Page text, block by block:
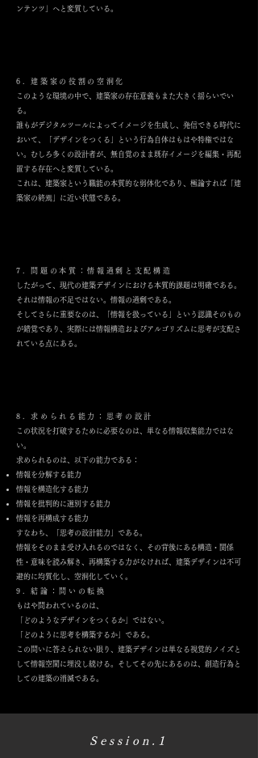
ンテンツ」へと変質している。
6. 建築家の役割の空洞化
このような環境の中で、建築家の存在意義もまた大きく揺らいでい
る。
誰もがデジタルツールによってイメージを生成し、発信できる時代に
おいて、「デザインをつくる」という行為自体はもはや特権ではな
い。むしろ多くの設計者が、無自覚のまま既存イメージを編集・再配
置する存在へと変質している。
これは、建築家という職能の本質的な弱体化であり、極論すれば「建
築家の終焉」に近い状態である。
7. 問題の本質：情報過剰と支配構造
したがって、現代の建築デザインにおける本質的課題は明確である。
それは情報の不足ではない。情報の過剰である。
そしてさらに重要なのは、「情報を扱っている」という認識そのもの
が錯覚であり、実際には情報構造およびアルゴリズムに思考が支配さ
れている点にある。
8. 求められる能力：思考の設計
この状況を打破するために必要なのは、単なる情報収集能力ではな
い。
求められるのは、以下の能力である：
情報を分解する能力
情報を構造化する能力
情報を批判的に選別する能力
情報を再構成する能力
すなわち、「思考の設計能力」である。
情報をそのまま受け入れるのではなく、その背後にある構造・関係
性・意味を読み解き、再構築する力がなければ、建築デザインは不可
避的に均質化し、空洞化していく。
9. 結論：問いの転換
もはや問われているのは、
「どのようなデザインをつくるか」ではない。
「どのように思考を構築するか」である。
この問いに答えられない限り、建築デザインは単なる視覚的ノイズと
して情報空間に埋没し続ける。そしてその先にあるのは、創造行為と
しての建築の消滅である。
Session.1